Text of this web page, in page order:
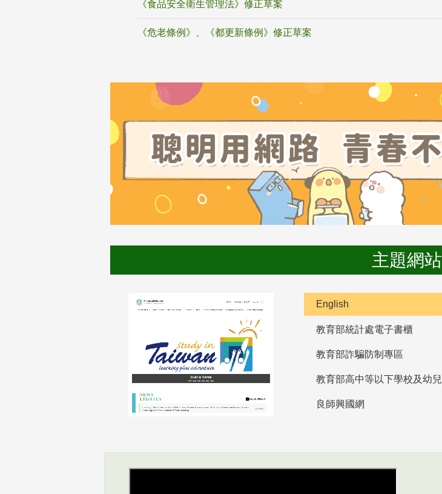
《食品安全衛生管理法》修正草案
《危老條例》、《都更新條例》修正草案
主題網站
English
教育部統計處電子書櫃
教育部詐騙防制專區
良師興國網